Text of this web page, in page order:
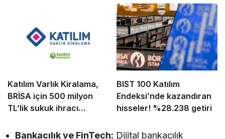
Katılım Varlık Kiralama,
BRİSA için 500 milyon
TL’lik sukuk ihracı
BIST 100 Katılım
Endeksi’nde kazandıran
hisseler! %28.238 getiri
Bankacılık ve FinTech: Dijital bankacılık